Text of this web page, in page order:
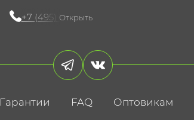
+7 (495) 721-60-15
Открыть
Гарантии FAQ Оптовикам